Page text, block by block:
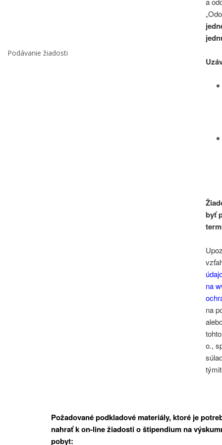
Podávanie žiadosti
byť
na
na
o.,
Požadované podkladové materiály, ktoré je
nahrať k on-line žiadosti o štipendium na
pobyt: